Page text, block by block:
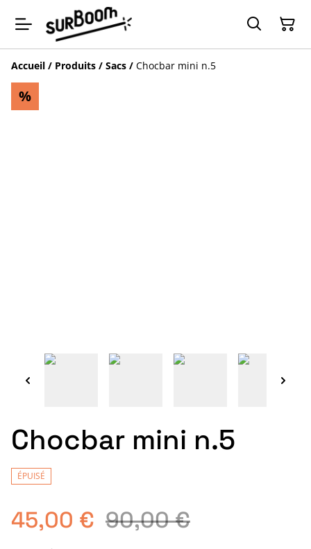
Accueil / Produits / Sacs / Chocbar mini n.5
%
Chocbar mini n.5
ÉPUISÉ
45,00 € 90,00 €